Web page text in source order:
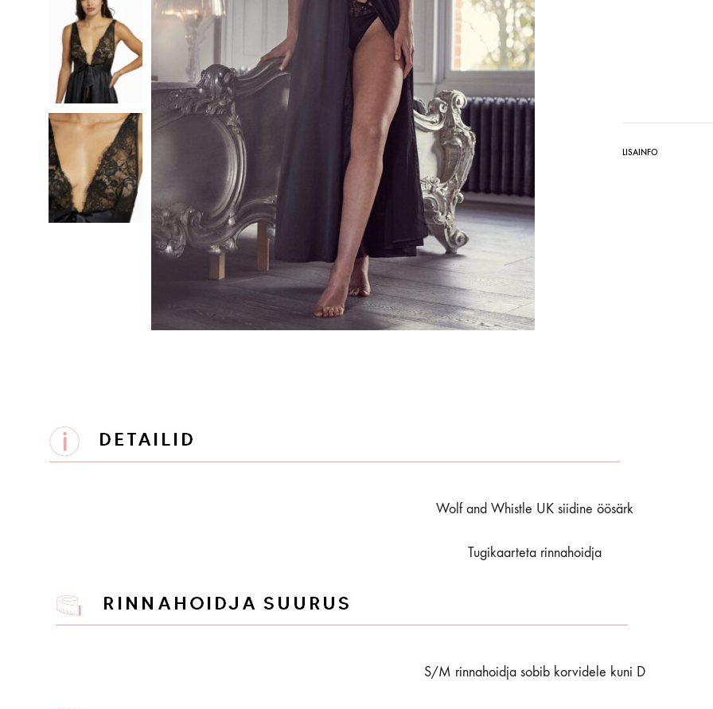
LISAINFO
Wolf and Whistle UK siidine öösärk
Tugikaarteta rinnahoidja
S/M rinnahoidja sobib korvidele kuni D